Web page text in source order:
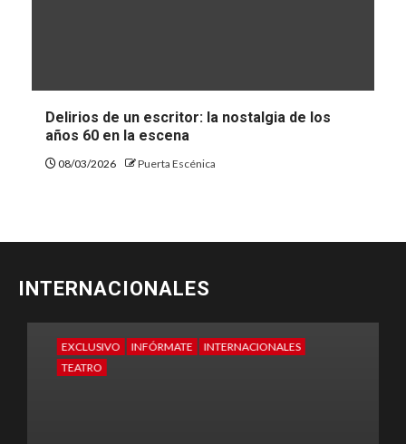
Delirios de un escritor: la nostalgia de los
años 60 en la escena
08/03/2026 Puerta Escénica
INTERNACIONALES
EXCLUSIVO INFÓRMATE
INTERNACIONALES
TEATRO